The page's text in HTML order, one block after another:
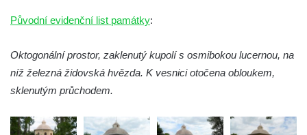
Křížová cesta Římov – XXII. kaple – Šimon
Cyrénský pomáhá Ježíši nést kříž
Křížová cesta Římov – XXI. kaple –
Křížová cesta Římov – XX. kaple – Svatá
Původní evidenční list památky:
Oktogonální prostor, zaklenutý kupolí s osmibokou lucernou, na
níž železná židovská hvězda. K vesnici otočena obloukem,
sklenutým průchodem.